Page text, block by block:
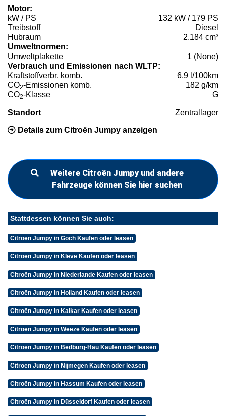
Motor:
kW / PS
132 kW / 179 PS
Treibstoff
Diesel
Hubraum
2.184 cm³
Umweltnormen:
Umweltplakette
1 (None)
Verbrauch und Emissionen nach WLTP:
Kraftstoffverbr. komb.
6,9 l/100km
CO2-Emissionen komb.
182 g/km
CO2-Klasse G
Standort Zentrallager
Details zum Citroën Jumpy anzeigen
Weitere Citroën Jumpy und andere
Fahrzeuge können Sie hier suchen
Stattdessen können Sie auch:
Citroën Jumpy in Goch Kaufen oder leasen
Citroën Jumpy in Kleve Kaufen oder leasen
Citroën Jumpy in Niederlande Kaufen oder leasen
Citroën Jumpy in Holland Kaufen oder leasen
Citroën Jumpy in Kalkar Kaufen oder leasen
Citroën Jumpy in Weeze Kaufen oder leasen
Citroën Jumpy in Bedburg-Hau Kaufen oder leasen
Citroën Jumpy in Nijmegen Kaufen oder leasen
Citroën Jumpy in Hassum Kaufen oder leasen
Citroën Jumpy in Düsseldorf Kaufen oder leasen